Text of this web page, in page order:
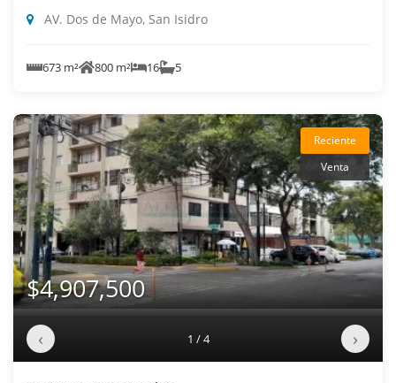
AV. Dos de Mayo, San Isidro
673 m² 800 m² 16 5
Reciente
Venta
$4,907,500
‹ 1 / 4 ›